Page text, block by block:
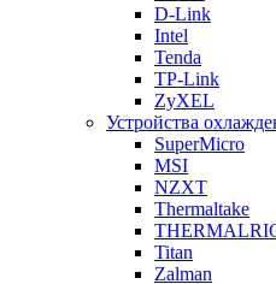
D-Link
Intel
Tenda
TP-Link
ZyXEL
Устройства
SuperMicro
MSI
NZXT
Thermaltake
Titan
Zalman